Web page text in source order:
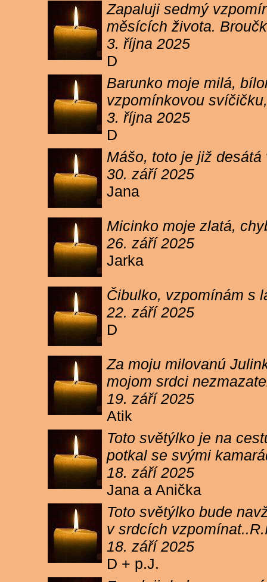
Zapaluji sedmý
měsících života.
3. října 2025
D
Barunko moje milá,
vzpomínkovou
3. října 2025
D
Mášo, toto je již
30. září 2025
Jana
Micinko moje zlatá,
26. září 2025
Jarka
Čibulko, vzpomínám s
22. září 2025
D
Za moju milovanú
mojom srdci
19. září 2025
Atik
Toto světýlko je na
potkal se svými
18. září 2025
Jana a Anička
Toto světýlko bude
v srdcích
18. září 2025
D + p.J.